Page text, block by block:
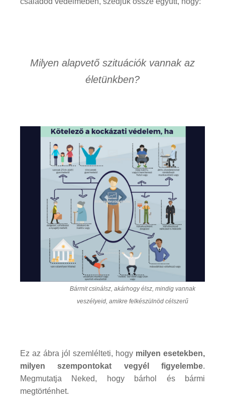
Milyen alapvető szituációk vannak az
életünkben?
Bármit csinálsz, akárhogy élsz, mindig vannak
veszélyeid, amikre felkészülnöd célszerű
Ez az ábra jól szemlélteti, hogy milyen esetekben,
milyen szempontokat vegyél figyelembe.
Megmutatja Neked, hogy bárhol és bármi
megtörténhet.